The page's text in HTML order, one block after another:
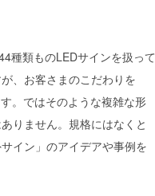
種類ものLEDサインを扱って
、お客さまのこだわりを
。ではそのような複雑な形
りません。規格にはなくと
イン」のアイデアや事例を